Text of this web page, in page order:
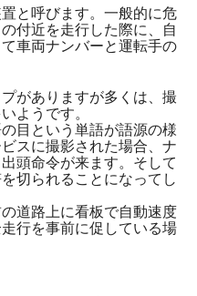
と呼びます。一般的に危
付近を走行した際に、自
車両ナンバーと運転手の
がありますが多くは、撮
ようです。
目という単語が語源の様
スに撮影された場合、ナ
頭命令が来ます。そして
切られることになってし
道路上に看板で自動速度
行を事前に促している場